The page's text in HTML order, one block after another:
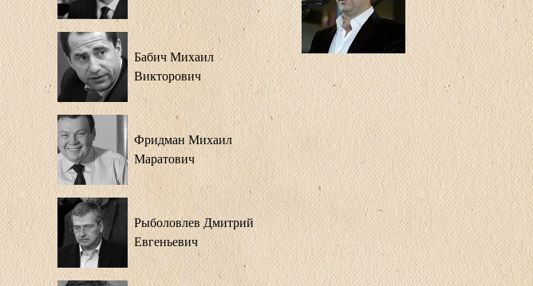
Бабич Михаил
Викторович
Фридман Михаил
Маратович
Рыболовлев Дмитрий
Евгеньевич